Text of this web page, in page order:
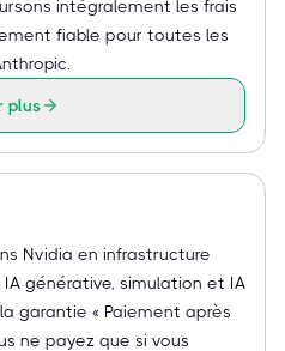
intégralement les frais
fiable pour toutes les
plus
Nvidia en infrastructure
générative, simulation et IA
garantie « Paiement après
ne payez que si vous